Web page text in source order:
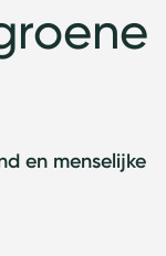
en menselijke